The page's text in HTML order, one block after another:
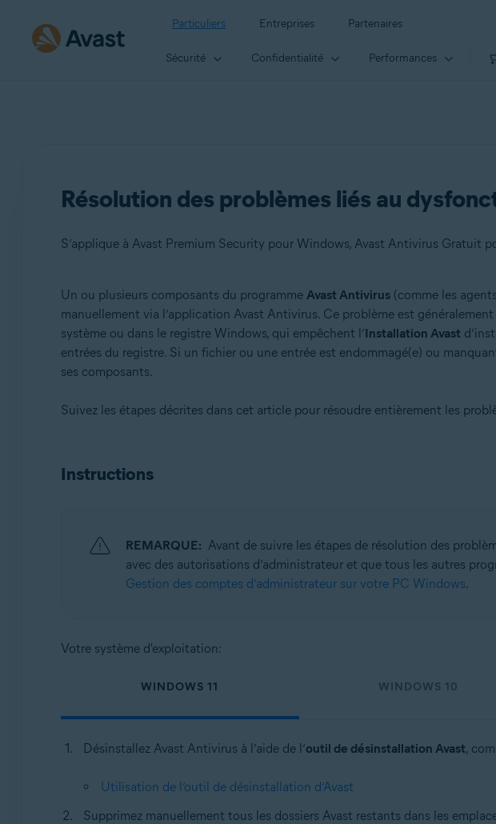
Particuliers Entreprises Partenaires
Sécurité Confidentialité Performances
Résolution des problèmes liés au
S’applique à Avast Premium Security pour Windows, Avast Antivirus Gratuit
Produits:
Avast Premium Security 22.x pour Windows
Avast Antivirus Gratuit 22.x pour Windows
Microsoft Windows 11 Famille/Pro/Entreprise/Éducation
Microsoft Windows 8/Professionnel/Entreprise (32/64 bits)
Un ou plusieurs composants du programme Avast Antivirus(comme les
manuellement via l’application Avast Antivirus. Ce problème est
système ou dans le registre Windows, qui empêchent l’Installation Avast
entrées du registre. Si un fichier ou une entrée est endommagé(e) ou
ses composants.
Suivez les étapes décrites dans cet article pour résoudre entièrement les
Instructions
REMARQUE: Avant de suivre les étapes de résolution des
avec des autorisations d’administrateur et que tous les autres
Gestion des comptes d’administrateur sur votre PC Windows.
Votre système d'exploitation:
WINDOWS 11 WINDOWS 10
Désinstallez Avast Antivirus à l’aide de l’outil de désinstallation Avast,
Utilisation de l’outil de désinstallation d’Avast
Supprimez manuellement tous les dossiers Avast restants dans les